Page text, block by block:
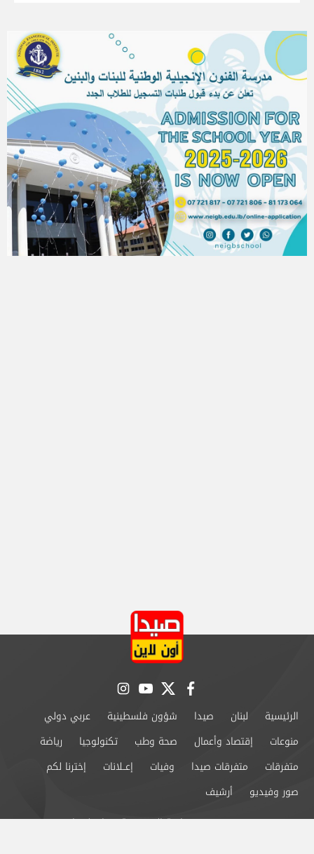
facebook
twitter
youtube
instagram
الرئيسية لبنان صيدا شؤون فلسطينية
عربي دولي
منوعات
إقتصاد وأعمال صحة وطب تكنولوجيا
رياضة
متفرقات
متفرقات صيدا وفيات إعــلانات
إخترنا لكم
صور وفيديو
أرشيف
من نحن
سياسة الخصوصية اتصل بنا